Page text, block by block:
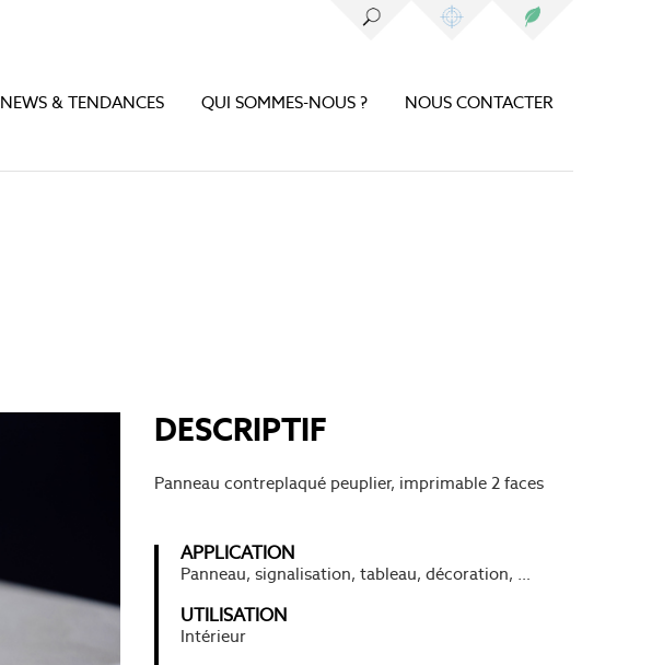
NEWS & TENDANCES QUI SOMMES-NOUS ? NOUS CONTACTER
DESCRIPTIF
Panneau contreplaqué peuplier, imprimable 2 faces
APPLICATION
Panneau, signalisation, tableau, décoration, …
UTILISATION
Intérieur